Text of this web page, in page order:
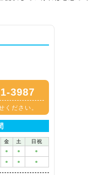
3987
ください。
金 土
日祝
● ●
●
● ● ●